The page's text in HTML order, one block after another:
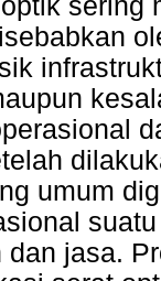
sering
umum
jasa.